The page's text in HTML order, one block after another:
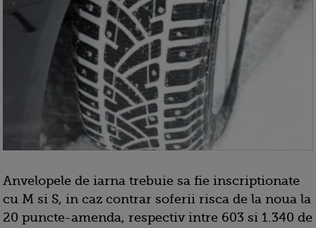
Anvelopele de iarna trebuie sa fie inscriptionate
cu M si S, in caz contrar soferii risca de la noua la
20 puncte-amenda, respectiv intre 603 si 1.340 de